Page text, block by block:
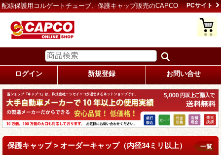
配線保護用コルゲートチューブ、保護キャップ販売のCAPCO PCサイト
ログイン 新規登録 お問い合せ
保護キャップ > オーダーキャップ（内径34ミリ以上） 一覧